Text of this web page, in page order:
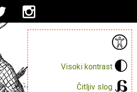
Visoki kontrast
Čitljiv slog